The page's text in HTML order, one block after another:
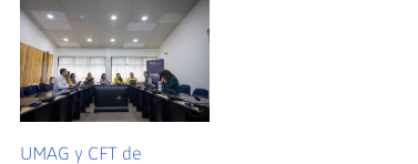
UMAG y CFT de